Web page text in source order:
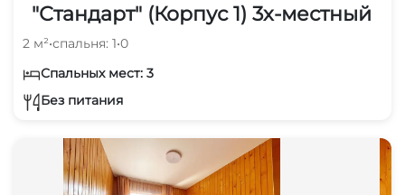
"Стандарт" (Корпус 1) 3х-местный
2 м²•спальня: 1•0
Спальных мест: 3
Без питания